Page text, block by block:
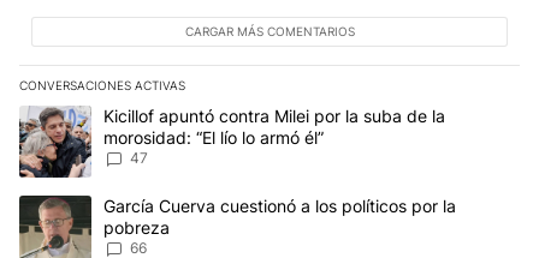
CARGAR MÁS COMENTARIOS
CONVERSACIONES ACTIVAS
Este listado muestra los artículos con más comentarios en los
Un artículo de tendencia con el título "Kicillof apuntó contra Milei
Kicillof apuntó contra Milei por la suba de la
morosidad: “El lío lo armó él”
47
Un artículo de tendencia con el título "García Cuerva cuestionó
García Cuerva cuestionó a los políticos por la
pobreza
66